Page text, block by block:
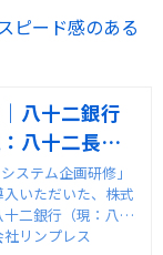
ピード感のある
八十二銀行
：八十二長野
）様（IT・シ
企画研修）
会社リンプ
システム企画研修」
入いただいた、株式
二銀行（現：八十
行）様の事例イン
社リンプレス